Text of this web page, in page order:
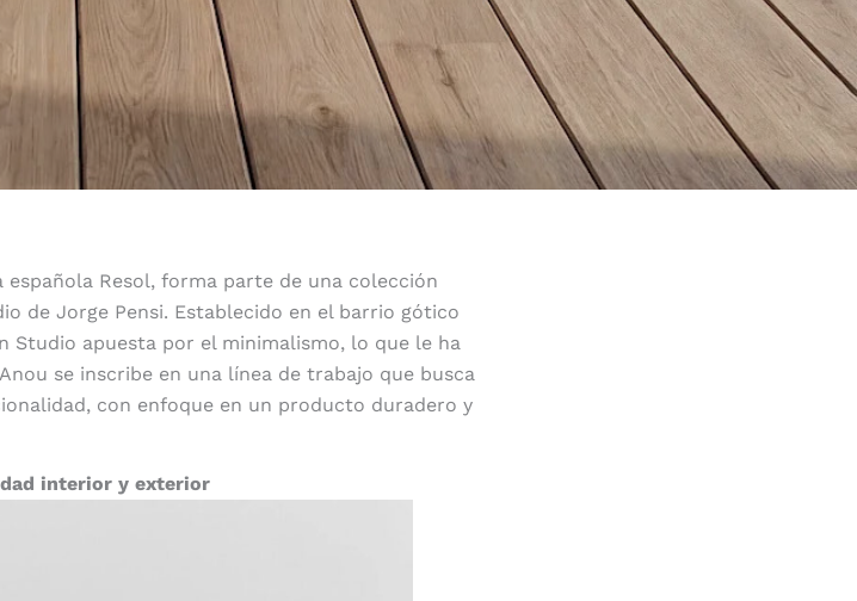
Resol, forma parte de una colección
de Jorge Pensi. Establecido en el barrio gótico
Studio apuesta por el minimalismo, lo que le ha
se inscribe en una línea de trabajo que busca
con enfoque en un producto duradero y
interior y exterior